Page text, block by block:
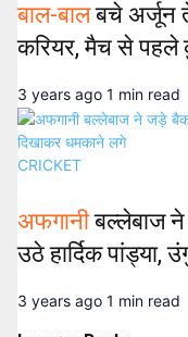
बाल-बालबचे अर्जून
करियर, मैच से पहले
3 years ago 1 min read
CRICKET
अफगानीबल्लेबाज
उठे हार्दिक पांड्या,
3 years ago 1 min read